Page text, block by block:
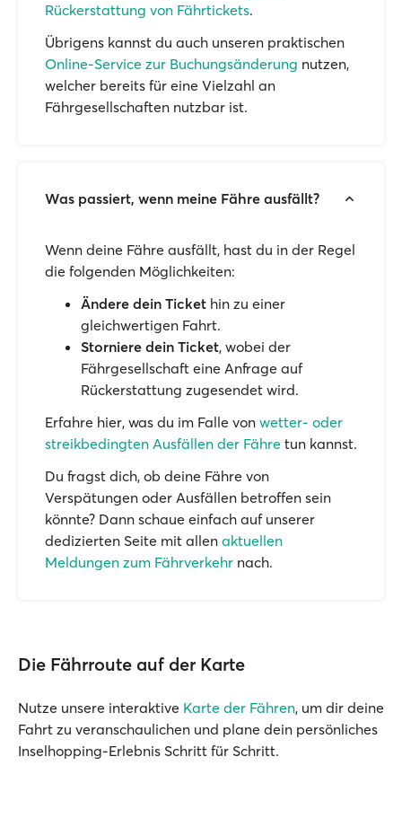
Rückerstattung von Fährtickets.
Übrigens kannst du auch unseren praktischen
Online-Service zur Buchungsänderung nutzen,
welcher bereits für eine Vielzahl an
Fährgesellschaften nutzbar ist.
Was passiert, wenn meine Fähre ausfällt?
Wenn deine Fähre ausfällt, hast du in der Regel
die folgenden Möglichkeiten:
Ändere dein Ticket hin zu einer
gleichwertigen Fahrt.
Storniere dein Ticket, wobei der
Fährgesellschaft eine Anfrage auf
Rückerstattung zugesendet wird.
Erfahre hier, was du im Falle von wetter- oder
streikbedingten Ausfällen der Fähre tun kannst.
Du fragst dich, ob deine Fähre von
Verspätungen oder Ausfällen betroffen sein
könnte? Dann schaue einfach auf unserer
dedizierten Seite mit allen aktuellen
Meldungen zum Fährverkehr nach.
Die Fährroute auf der Karte
Nutze unsere interaktive Karte der Fähren, um dir deine
Fahrt zu veranschaulichen und plane dein persönliches
Inselhopping-Erlebnis Schritt für Schritt.